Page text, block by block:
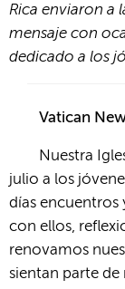
Rica enviaron a
mensaje con
dedicado a los
Vatican
Nuestra
julio a los
días encuentros
con ellos,
renovamos
sientan parte